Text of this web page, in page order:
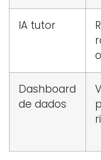
IA tutor
Dashboard
de dados